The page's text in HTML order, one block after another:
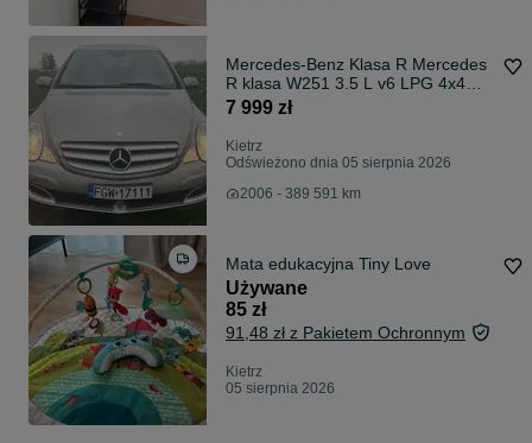
Mercedes-Benz Klasa R Mercedes
R klasa W251 3.5 L v6 LPG 4x4
4matic 7G tronic Automat
7 999 zł
Kietrz
Odświeżono dnia 05 sierpnia 2026
2006 - 389 591 km
Mata edukacyjna Tiny Love
Używane
85 zł
91,48 zł z Pakietem Ochronnym
Kietrz
05 sierpnia 2026